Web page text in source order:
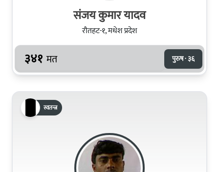
संजय कुमार यादव
रौतहट-१, मधेश प्रदेश
३४१ मत पुरुष · ३६
स्वतन्त्र